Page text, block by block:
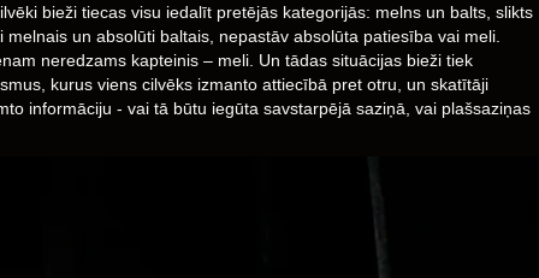
bieži tiecas visu iedalīt pretējās kategorijās: melns un balts, slikts
un absolūti baltais, nepastāv absolūta patiesība vai meli.
neredzams kapteinis – meli. Un tādas situācijas bieži tiek
kurus viens cilvēks izmanto attiecībā pret otru, un skatītāji
informāciju - vai tā būtu iegūta savstarpējā saziņā, vai plašsaziņas